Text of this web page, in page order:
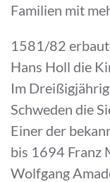
Familien mit
1581/82
Hans Holl die
Im
Schweden die
Einer der
bis 1694 Franz
Wolfgang